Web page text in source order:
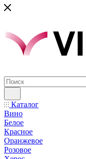
Каталог
Вино
Белое
Красное
Оранжевое
Розовое